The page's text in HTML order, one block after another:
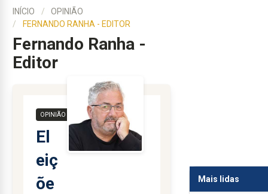
INÍCIO
OPINIÃO
FERNANDO RANHA - EDITOR
Fernando Ranha -
Editor
OPINIÃO
El
eiç
õe
Mais lidas